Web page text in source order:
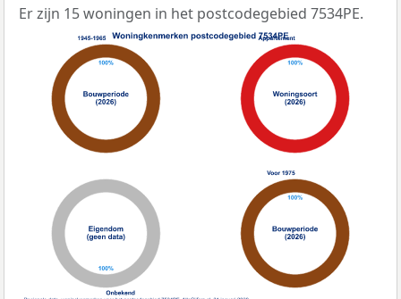
Er zijn 15 woningen in het postcodegebied 7534PE.